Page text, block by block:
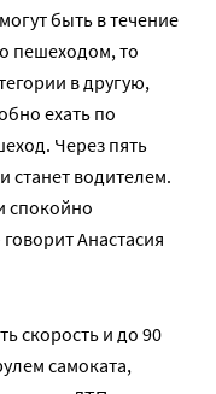
быть в течение
пешеходом, то
в другую,
ехать по
Через пять
станет водителем.
спокойно
Анастасия
скорость и до 90
самоката,